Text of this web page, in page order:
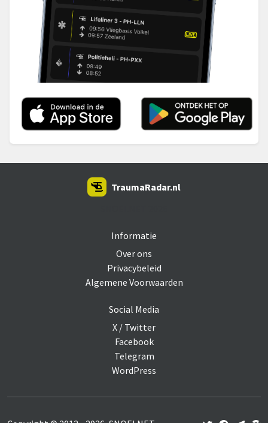
Informatie
Over ons
Privacybeleid
Algemene Voorwaarden
Social Media
X / Twitter
Facebook
Telegram
WordPress
TraumaRadar.nl